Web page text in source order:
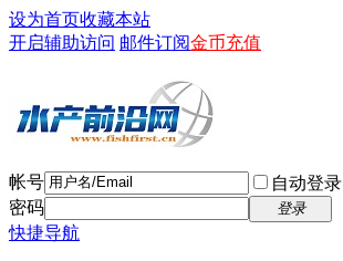
设为首页收藏本站
开启辅助访问 邮件订阅金币充值
帐号 自动登录
密码
登录
快捷导航